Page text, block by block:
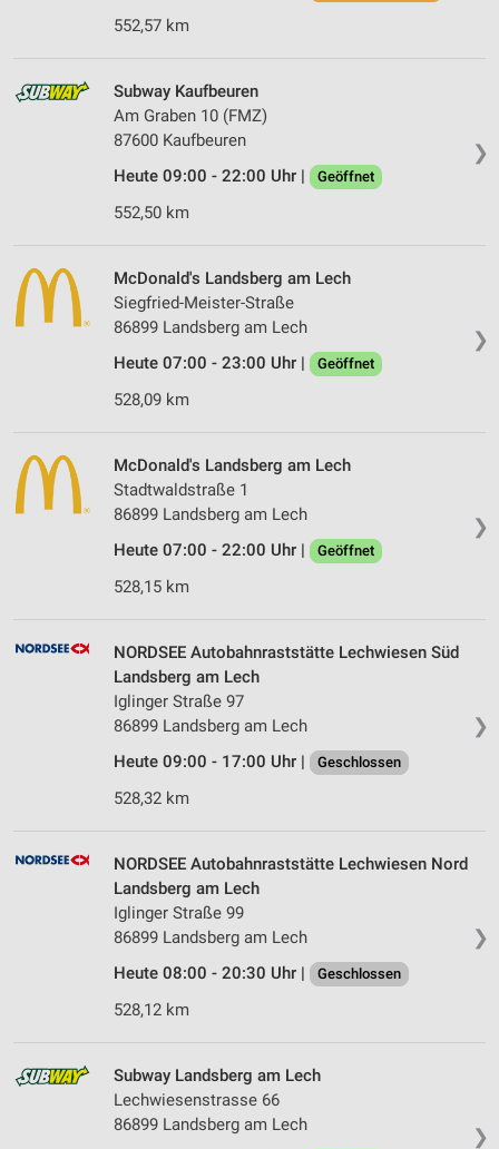
552,57 km
❯
Subway Kaufbeuren
Am Graben 10 (FMZ)
87600 Kaufbeuren
Heute 09:00 - 22:00 Uhr |
Geöffnet
552,50 km
❯
McDonald's Landsberg am Lech
Siegfried-Meister-Straße
86899 Landsberg am Lech
Heute 07:00 - 23:00 Uhr |
Geöffnet
528,09 km
❯
McDonald's Landsberg am Lech
Stadtwaldstraße 1
86899 Landsberg am Lech
Heute 07:00 - 22:00 Uhr |
Geöffnet
528,15 km
❯
NORDSEE Autobahnraststätte Lechwiesen Süd
Landsberg am Lech
Iglinger Straße 97
86899 Landsberg am Lech
Heute 09:00 - 17:00 Uhr |
Geschlossen
528,32 km
❯
NORDSEE Autobahnraststätte Lechwiesen Nord
Landsberg am Lech
Iglinger Straße 99
86899 Landsberg am Lech
Heute 08:00 - 20:30 Uhr |
Geschlossen
528,12 km
❯
Subway Landsberg am Lech
Lechwiesenstrasse 66
86899 Landsberg am Lech